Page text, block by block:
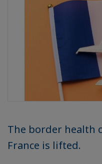
The border health
France is lifted.